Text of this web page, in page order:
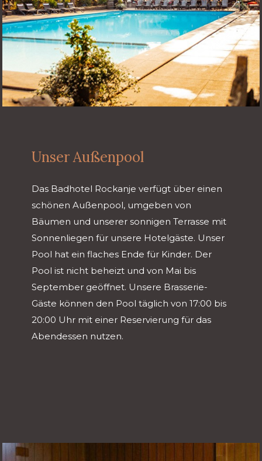
Unser Außenpool
Das Badhotel Rockanje verfügt über einen
schönen Außenpool, umgeben von
Bäumen und unserer sonnigen Terrasse mit
Sonnenliegen für unsere Hotelgäste. Unser
Pool hat ein flaches Ende für Kinder. Der
Pool ist nicht beheizt und von Mai bis
September geöffnet. Unsere Brasserie-
Gäste können den Pool täglich von 17:00 bis
20:00 Uhr mit einer Reservierung für das
Abendessen nutzen.